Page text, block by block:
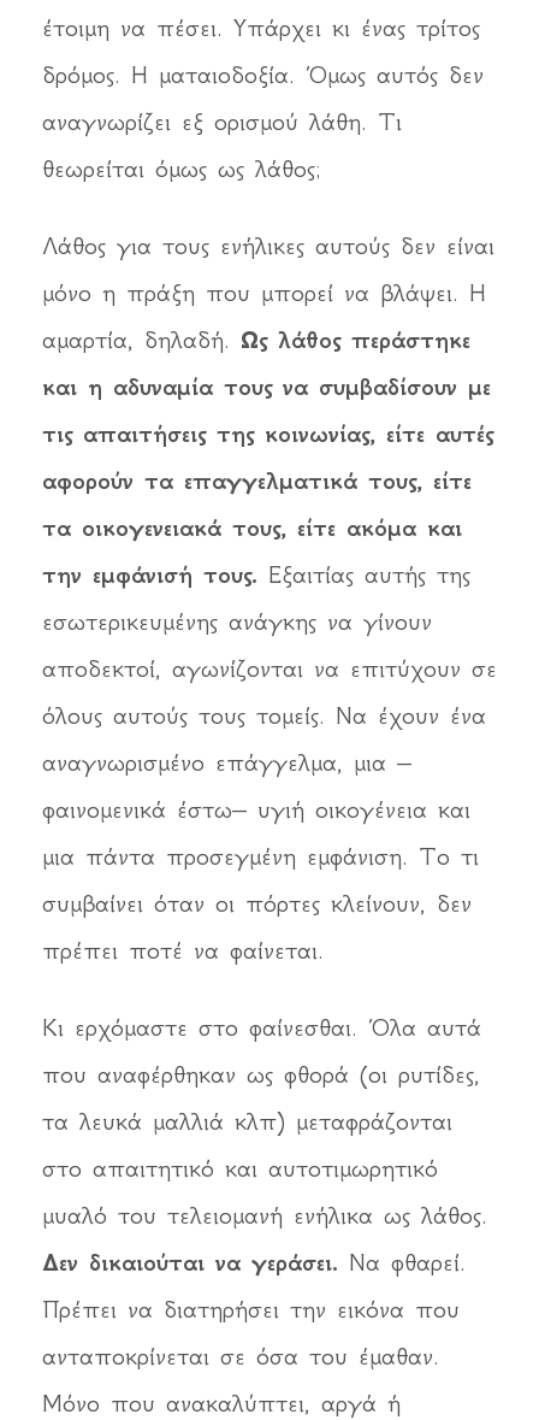
έτοιμη να πέσει. Υπάρχει κι ένας τρίτος
δρόμος. Η ματαιοδοξία. Όμως αυτός δεν
αναγνωρίζει εξ ορισμού λάθη. Τι
θεωρείται όμως ως λάθος;
Λάθος για τους ενήλικες αυτούς δεν είναι
μόνο η πράξη που μπορεί να βλάψει. Η
αμαρτία, δηλαδή. Ως λάθος περάστηκε
και η αδυναμία τους να συμβαδίσουν με
τις απαιτήσεις της κοινωνίας, είτε αυτές
αφορούν τα επαγγελματικά τους, είτε
τα οικογενειακά τους, είτε ακόμα και
την εμφάνισή τους. Εξαιτίας αυτής της
εσωτερικευμένης ανάγκης να γίνουν
αποδεκτοί, αγωνίζονται να επιτύχουν σε
όλους αυτούς τους τομείς. Να έχουν ένα
αναγνωρισμένο επάγγελμα, μια –
φαινομενικά έστω– υγιή οικογένεια και
μια πάντα προσεγμένη εμφάνιση. Το τι
συμβαίνει όταν οι πόρτες κλείνουν, δεν
πρέπει ποτέ να φαίνεται.
Κι ερχόμαστε στο φαίνεσθαι. Όλα αυτά
που αναφέρθηκαν ως φθορά (οι ρυτίδες,
τα λευκά μαλλιά κλπ) μεταφράζονται
στο απαιτητικό και αυτοτιμωρητικό
μυαλό του τελειομανή ενήλικα ως λάθος.
Δεν δικαιούται να γεράσει. Να φθαρεί.
Πρέπει να διατηρήσει την εικόνα που
ανταποκρίνεται σε όσα του έμαθαν.
Μόνο που ανακαλύπτει, αργά ή